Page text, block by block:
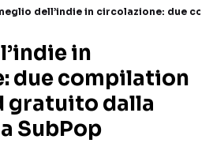
TESTI CANZONI
TOUR ED EVENTI
TALENT SHOW
dell’indie in circolazione: due
in
due compilation
gratuito dalla
SubPop